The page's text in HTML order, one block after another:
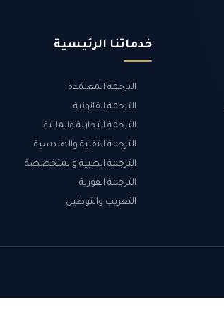
خدماتنا الرئيسية
الترجمة المعتمدة
الترجمة القانونية
الترجمة التجارية والمالية
الترجمة التقنية والهندسية
الترجمة الطبية والمتخصصة
الترجمة الفورية
التعريب والتوطين